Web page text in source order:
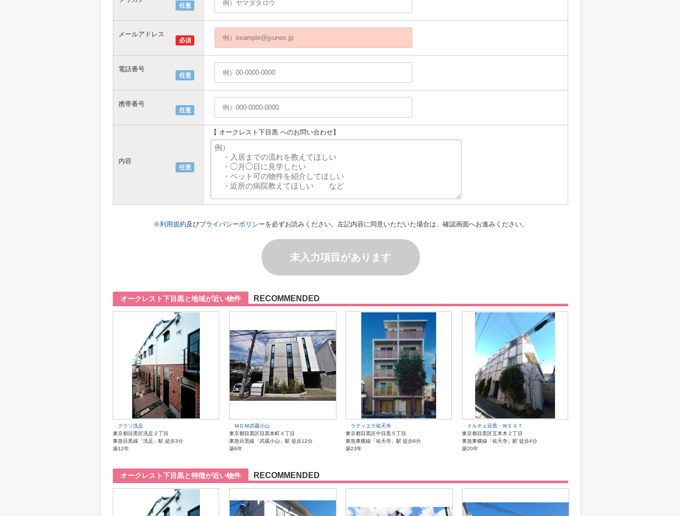
任意
必須
メールアドレス
任意
電話番号
任意
携帯番号
任意
内容
【 オークレスト下目黒 へのお問い合わせ】
※利用規約及びプライバシーポリシーを必ずお読みください。左記内容に同意いただいた場合は、確認画面へお進みください。
未入力項目があります
オークレスト下目黒と地域が近い物件 RECOMMENDED
クラソ洗足
東京都目黒区洗足２丁目
東急目黒線「洗足」駅 徒歩3分
築12年
ＭＤＭ武蔵小山
東京都目黒区目黒本町４丁目
東急目黒線「武蔵小山」駅 徒歩12分
築6年
ラティエラ祐天寺
東京都目黒区中目黒５丁目
東急東横線「祐天寺」駅 徒歩6分
築23年
ドルチェ目黒・ＷＥＳＴ
東京都目黒区五本木２丁目
東急東横線「祐天寺」駅 徒歩4分
築20年
オークレスト下目黒と特徴が近い物件 RECOMMENDED